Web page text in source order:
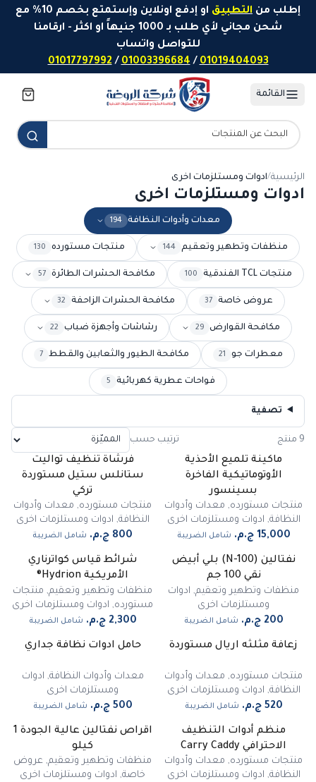
تخطَّ إلى المحتوى
إطلب من التطبيق
او إدفع اونلاين وإستمتع بخصم 10% مع
شحن مجاني لأي طلب بـ 1000 جنيهاً او اكثر - ارقامنا
للتواصل واتساب
01019404093
/
01003396684
/
01017797992
القائمة
الرئيسية/ادوات ومستلزمات اخرى
ادوات ومستلزمات اخرى
معدات وأدوات النظافة 194
منظفات وتطهير وتعقيم 144 منتجات مستورده 130
منتجات TCL الفندقية 100 مكافحة الحشرات الطائرة 57
عروض خاصة 37 مكافحة الحشرات الزاحفة 32
مكافحة القوارض 29 رشاشات وأجهزة ضباب 22
معطرات جو 21 مكافحة الطيور والثعابين والقطط 7
فواحات عطرية كهربائية 5
تصفية
9 منتج ترتيب حسب
ماكينة تلميع الأحذية
الأوتوماتيكية الفاخرة
بسينسور
منتجات مستورده, معدات وأدوات
النظافة, ادوات ومستلزمات اخرى
شامل الضريبة
فرشاة تنظيف تواليت
ستانلس ستيل مستوردة
تركي
منتجات مستورده, معدات وأدوات
النظافة, ادوات ومستلزمات اخرى
شامل الضريبة
نفتالين (N-100) بلي أبيض
نقي 100 جم
منظفات وتطهير وتعقيم, ادوات
ومستلزمات اخرى
شامل الضريبة
شرائط قياس كواترناري
الأمريكية Hydrion®
منظفات وتطهير وتعقيم, منتجات
مستورده, ادوات ومستلزمات اخرى
شامل الضريبة
زعافة مثلثه اريال مستوردة
منتجات مستورده, معدات وأدوات
النظافة, ادوات ومستلزمات اخرى
شامل الضريبة
حامل ادوات نظافة جداري
معدات وأدوات النظافة, ادوات
ومستلزمات اخرى
شامل الضريبة
منظم أدوات التنظيف
الاحترافي Carry Caddy
منتجات مستورده, معدات وأدوات
النظافة, ادوات ومستلزمات اخرى
اقراص نفتالين عالية الجودة 1
كيلو
منظفات وتطهير وتعقيم, عروض
خاصة, ادوات ومستلزمات اخرى